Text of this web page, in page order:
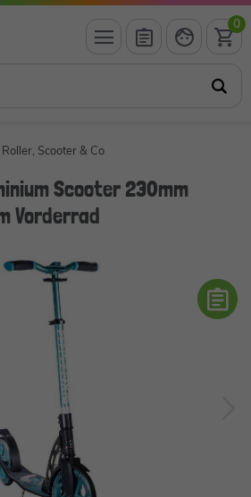
0
Roller, Scooter & Co
Scooter 230mm
Vorderrad